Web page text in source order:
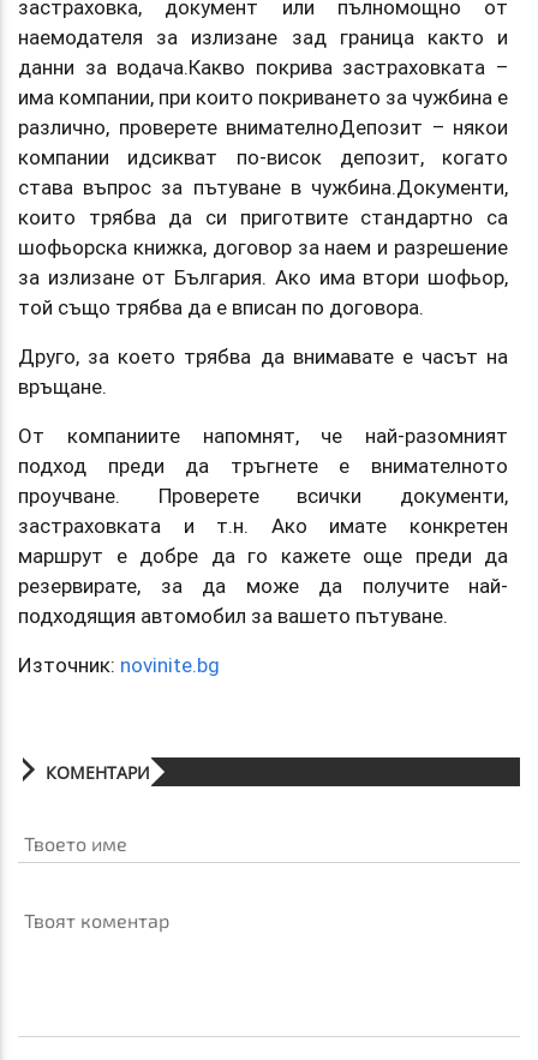
застраховка, документ или пълномощно от
наемодателя за излизане зад граница както и
данни за водача.Какво покрива застраховката –
има компании, при които покриването за чужбина е
различно, проверете внимателноДепозит – някои
компании идсикват по-висок депозит, когато
става въпрос за пътуване в чужбина.Документи,
които трябва да си приготвите стандартно са
шофьорска книжка, договор за наем и разрешение
за излизане от България. Ако има втори шофьор,
той също трябва да е вписан по договора.
Друго, за което трябва да внимавате е часът на
връщане.
От компаниите напомнят, че най-разомният
подход преди да тръгнете е внимателното
проучване. Проверете всички документи,
застраховката и т.н. Ако имате конкретен
маршрут е добре да го кажете още преди да
резервирате, за да може да получите най-
подходящия автомобил за вашето пътуване.
Източник: novinite.bg
КОМЕНТАРИ
Твоето име
Твоят коментар